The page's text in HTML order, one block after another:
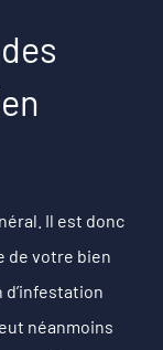
Il est donc
de votre bien
néanmoins